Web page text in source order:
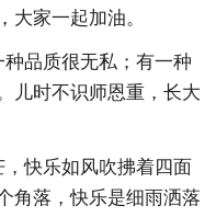
大家一起加油。
品质很无私；有一种
儿时不识师恩重，长大
快乐如风吹拂着四面
角落，快乐是细雨洒落